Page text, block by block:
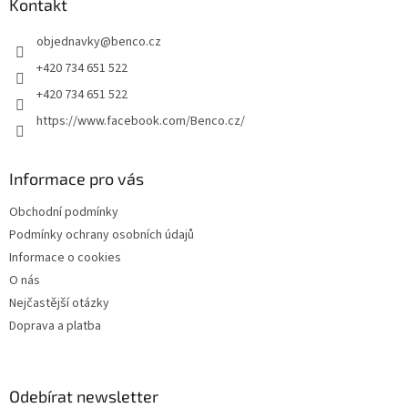
Kontakt
objednavky@benco.cz
+420 734 651 522
+420 734 651 522
https://www.facebook.com/Benco.cz/
Informace pro vás
Obchodní podmínky
Podmínky ochrany osobních údajů
Informace o cookies
O nás
Nejčastější otázky
Doprava a platba
Odebírat newsletter